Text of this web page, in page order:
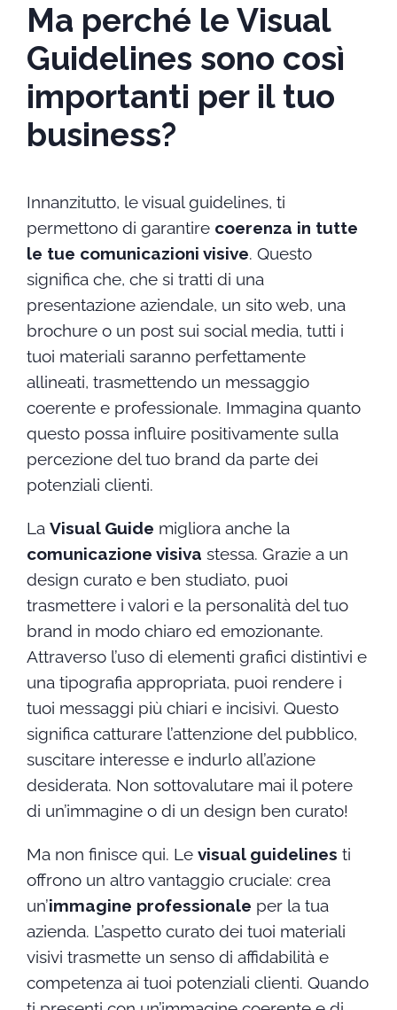
Ma perché le Visual
Guidelines sono così
importanti per il tuo
business?
Innanzitutto, le visual guidelines, ti
permettono di garantirecoerenza in tutte
le tue comunicazioni visive. Questo
significa che, che si tratti di una
presentazione aziendale, un sito web, una
brochure o un post sui social media, tutti i
tuoi materiali saranno perfettamente
allineati, trasmettendo un messaggio
coerente e professionale. Immagina quanto
questo possa influire positivamente sulla
percezione del tuo brand da parte dei
potenziali clienti.
La Visual Guide migliora anche la
comunicazione visiva stessa. Grazie a un
design curato e ben studiato, puoi
trasmettere i valori e la personalità del tuo
brand in modo chiaro ed emozionante.
Attraverso l’uso di elementi grafici distintivi e
una tipografia appropriata, puoi rendere i
tuoi messaggi più chiari e incisivi. Questo
significa catturare l’attenzione del pubblico,
suscitare interesse e indurlo all’azione
desiderata. Non sottovalutare mai il potere
di un’immagine o di un design ben curato!
Ma non finisce qui. Le visual guidelines ti
offrono un altro vantaggio cruciale: crea
un’immagine professionale per la tua
azienda. L’aspetto curato dei tuoi materiali
visivi trasmette un senso di affidabilità e
competenza ai tuoi potenziali clienti. Quando